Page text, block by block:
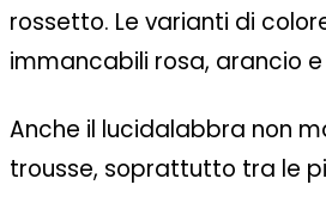
rossetto. Le varianti di
immancabili rosa, arancio
Anche il lucidalabbra non
trousse, soprattutto tra le